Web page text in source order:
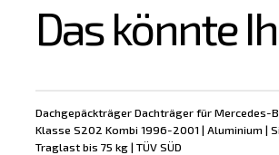
Das könnte
Neu
Dachgepäckträger Dachträger für Mercedes-
Klasse S202 Kombi 1996-2001 | Aluminium |
Traglast bis 75 kg | TÜV SÜD